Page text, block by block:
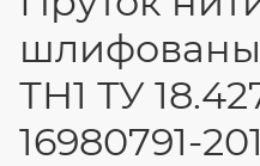
ТН1 ТУ
16980791-